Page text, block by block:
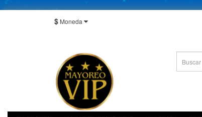
$ Moneda